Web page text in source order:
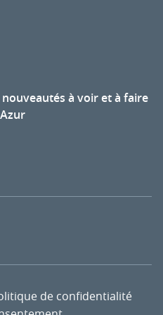
à voir et à faire
de confidentialité